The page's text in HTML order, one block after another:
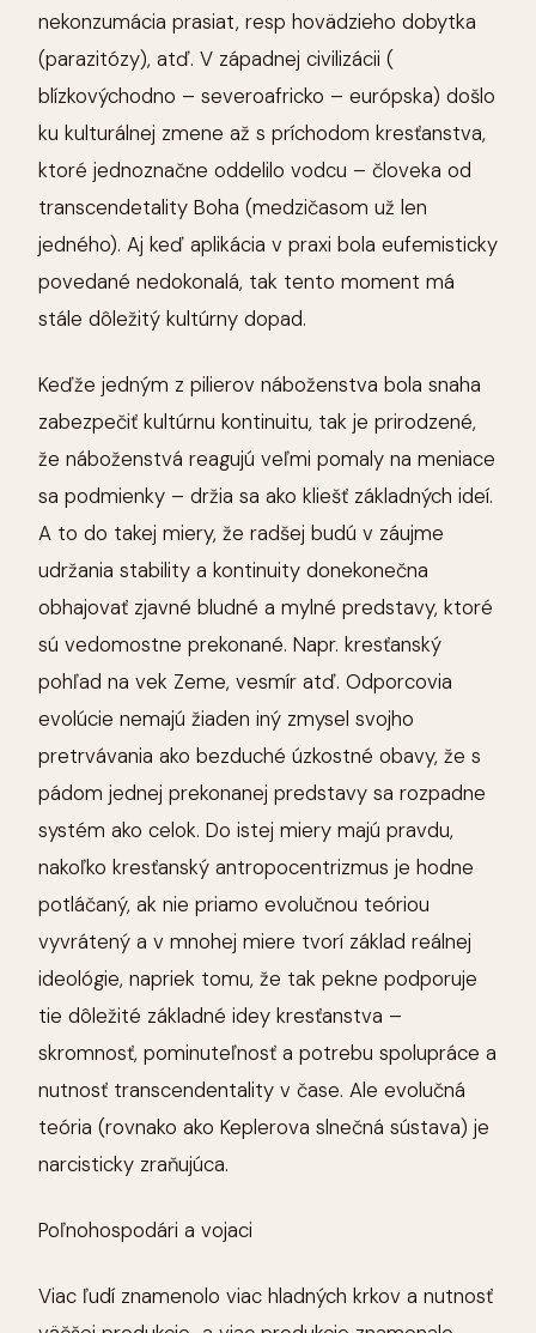
nekonzumácia prasiat, resp hovädzieho dobytka
(parazitózy), atď. V západnej civilizácii (
blízkovýchodno – severoafricko – európska) došlo
ku kulturálnej zmene až s príchodom kresťanstva,
ktoré jednoznačne oddelilo vodcu – človeka od
transcendetality Boha (medzičasom už len
jedného). Aj keď aplikácia v praxi bola eufemisticky
povedané nedokonalá, tak tento moment má
stále dôležitý kultúrny dopad.
Keďže jedným z pilierov náboženstva bola snaha
zabezpečiť kultúrnu kontinuitu, tak je prirodzené,
že náboženstvá reagujú veľmi pomaly na meniace
sa podmienky – držia sa ako kliešť základných ideí.
A to do takej miery, že radšej budú v záujme
udržania stability a kontinuity donekonečna
obhajovať zjavné bludné a mylné predstavy, ktoré
sú vedomostne prekonané. Napr. kresťanský
pohľad na vek Zeme, vesmír atď. Odporcovia
evolúcie nemajú žiaden iný zmysel svojho
pretrvávania ako bezduché úzkostné obavy, že s
pádom jednej prekonanej predstavy sa rozpadne
systém ako celok. Do istej miery majú pravdu,
nakoľko kresťanský antropocentrizmus je hodne
potláčaný, ak nie priamo evolučnou teóriou
vyvrátený a v mnohej miere tvorí základ reálnej
ideológie, napriek tomu, že tak pekne podporuje
tie dôležité základné idey kresťanstva –
skromnosť, pominuteľnosť a potrebu spolupráce a
nutnosť transcendentality v čase. Ale evolučná
teória (rovnako ako Keplerova slnečná sústava) je
narcisticky zraňujúca.
Poľnohospodári a vojaci
Viac ľudí znamenolo viac hladných krkov a nutnosť